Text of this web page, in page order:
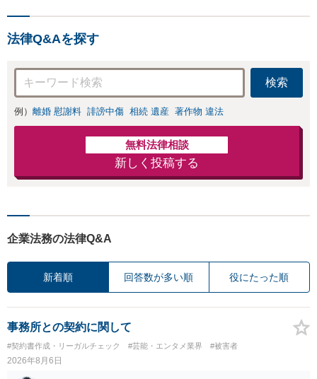
法律Q&Aを探す
検索
例） 離婚 慰謝料 誹謗中傷 相続 遺産 著作物 違法
無料法律相談
新しく投稿する
企業法務の法律Q&A
新着順 回答数が多い順 役にたった順
事務所との契約に関して
#契約書作成・リーガルチェック #芸能・エンタメ業界 #被害者
2026年8月6日